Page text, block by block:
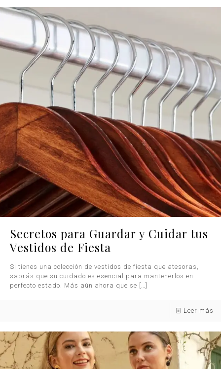
Secretos para Guardar y Cuidar tus
Vestidos de Fiesta
Si tienes una colección de vestidos de fiesta que atesoras,
sabrás que su cuidado es esencial para mantenerlos en
perfecto estado. Más aún ahora que se […]
Leer más